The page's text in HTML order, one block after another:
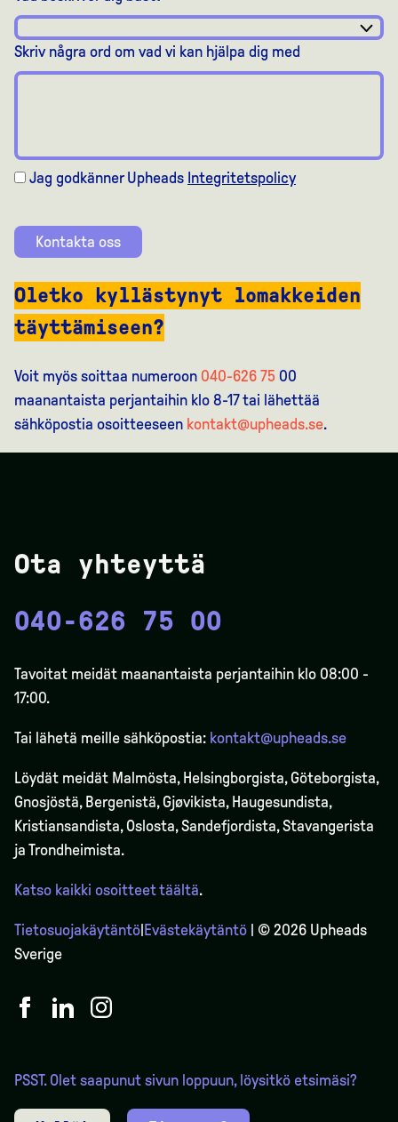
Skriv några ord om vad vi kan hjälpa dig med
Jag godkänner Upheads Integritetspolicy
Kontakta oss
Oletko kyllästynyt lomakkeiden
täyttämiseen?
Voit myös soittaa numeroon 040-626 75 00
maanantaista perjantaihin klo 8-17 tai lähettää
sähköpostia osoitteeseen kontakt@upheads.se.
Ota yhteyttä
040-626 75 00
Tavoitat meidät maanantaista perjantaihin klo 08:00 -
17:00.
Tai lähetä meille sähköpostia: kontakt@upheads.se
Löydät meidät Malmösta, Helsingborgista, Göteborgista,
Gnosjöstä, Bergenistä,Gjøvikista, Haugesundista,
Kristiansandista, Oslosta, Sandefjordista, Stavangerista
ja Trondheimista.
Katso kaikki osoitteet täältä.
Tietosuojakäytäntö Evästekäytäntö | © 2026 Upheads
Sverige
PSST. Olet saapunut sivun loppuun, löysitkö etsimäsi?